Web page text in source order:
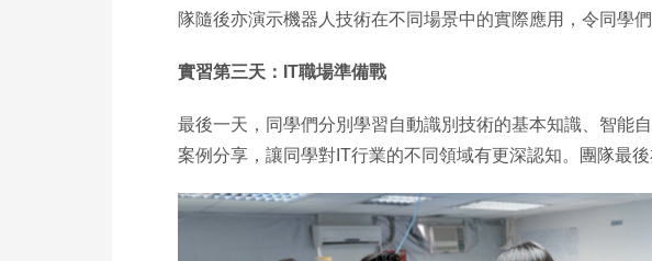
隊隨後亦演示機器人技術在不同場景中的實際應用，令同學們
實習第三天：IT職場準備戰
最後一天，同學們分別學習自動識別技術的基本知識、智能
案例分享，讓同學對IT行業的不同領域有更深認知。團隊最